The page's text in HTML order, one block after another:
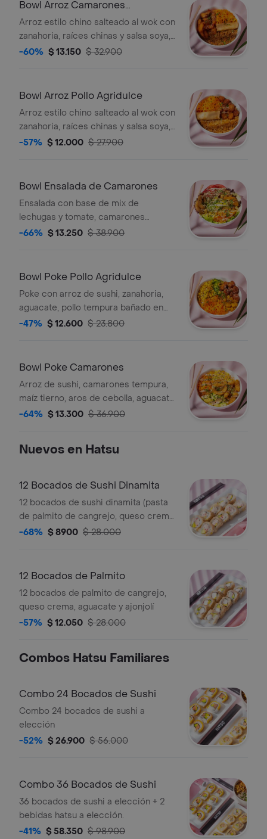
Bowl Arroz Camarones
Agridulces
Arroz estilo chino salteado al wok con
zanahoria, raíces chinas y salsa soya,
camarones crunch bañados en salsa
-60% $ 13.150 $ 32.900
Bowl Arroz Pollo Agridulce
Arroz estilo chino salteado al wok con
zanahoria, raíces chinas y salsa soya,
pollo crunch bañado en salsa
-57% $ 12.000 $ 27.900
Bowl Ensalada de Camarones
Ensalada con base de mix de
lechugas y tomate, camarones
tempura, maíz tierno, aros de cebolla,
-66% $ 13.250 $ 38.900
Bowl Poke Pollo Agridulce
Poke con arroz de sushi, zanahoria,
aguacate, pollo tempura bañado en
salsa agridulce, plátano maduro, maíz
-47% $ 12.600 $ 23.800
Bowl Poke Camarones
Arroz de sushi, camarones tempura,
maíz tierno, aros de cebolla, aguacate,
zanahoria, cebollín, ajonjolí, salsa.
-64% $ 13.300 $ 36.900
Nuevos en Hatsu
12 Bocados de Sushi Dinamita
12 bocados de sushi dinamita (pasta
de palmito de cangrejo, queso crema,
aguacate y ajonjolí)
-68% $ 8900 $ 28.000
12 Bocados de Palmito
12 bocados de palmito de cangrejo,
queso crema, aguacate y ajonjolí
-57% $ 12.050 $ 28.000
Combos Hatsu Familiares
Combo 24 Bocados de Sushi
Combo 24 bocados de sushi a
elección
-52% $ 26.900 $ 56.000
Combo 36 Bocados de Sushi
36 bocados de sushi a elección + 2
bebidas hatsu a elección.
-41% $ 58.350 $ 98.900